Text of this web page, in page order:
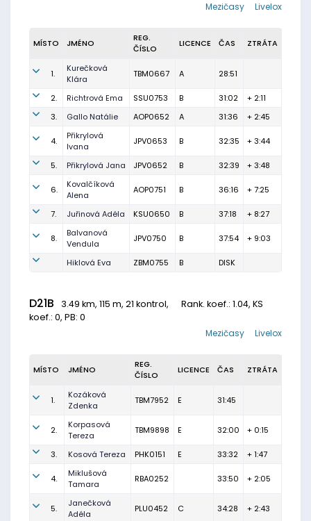
Livelox
Mezičasy
MÍSTO JMÉNO
REG.
ČÍSLO
LICENCE ČAS ZTRÁTA
1.
Kurečková
Klára
TBM0667 A 28:51
2. Richtrová Ema SSU0753 B 31:02
+ 2:11
3.
Gallo Natálie AOP0652 A 31:36 + 2:45
4.
Přikrylová
Ivana
JPV0653 B 32:35 + 3:44
5. Přikrylová Jana JPV0652 B 32:39 + 3:48
6.
Kovalčíková
Alena
AOP0751 B 36:16 + 7:25
7. Juřinová Adéla KSU0650 B 37:18 + 8:27
8.
Balvanová
Vendula
JPV0750 B 37:54 + 9:03
Hiklová Eva ZBM0755 B DISK
D21B 3.49 km, 115 m, 21 kontrol, Rank. koef.: 1.04, KS
koef.: 0, PB: 0
Livelox
Mezičasy
MÍSTO JMÉNO
REG.
ČÍSLO
LICENCE ČAS ZTRÁTA
1.
Kozáková
Zdenka
TBM7952 E 31:45
2.
Korpasová
Tereza
TBM9898 E 32:00 + 0:15
3. Kosová Tereza PHK0151 E 33:32 + 1:47
4.
Miklušová
Tamara
RBA0252 33:50 + 2:05
5.
Janečková
Adéla
PLU0452 C 34:28 + 2:43